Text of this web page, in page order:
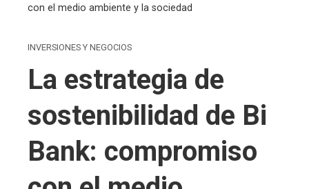
con el medio ambiente y la sociedad
INVERSIONES Y NEGOCIOS
La estrategia de
sostenibilidad de Bi
Bank: compromiso